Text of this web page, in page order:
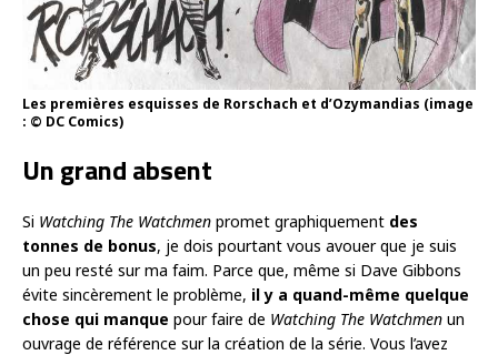
Les premières esquisses de Rorschach et d’Ozymandias (image
: © DC Comics)
Un grand absent
Si Watching The Watchmen promet graphiquement des
tonnes de bonus, je dois pourtant vous avouer que je suis
un peu resté sur ma faim. Parce que, même si Dave Gibbons
évite sincèrement le problème, il y a quand-même quelque
chose qui manque pour faire de Watching The Watchmen un
ouvrage de référence sur la création de la série. Vous l’avez